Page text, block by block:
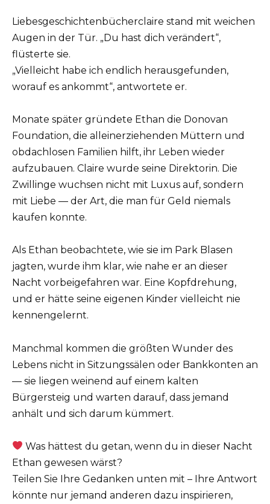
Liebesgeschichtenbücherclaire stand mit weichen
Augen in der Tür. „Du hast dich verändert“,
flüsterte sie.
„Vielleicht habe ich endlich herausgefunden,
worauf es ankommt“, antwortete er.
Monate später gründete Ethan die Donovan
Foundation, die alleinerziehenden Müttern und
obdachlosen Familien hilft, ihr Leben wieder
aufzubauen. Claire wurde seine Direktorin. Die
Zwillinge wuchsen nicht mit Luxus auf, sondern
mit Liebe — der Art, die man für Geld niemals
kaufen konnte.
Als Ethan beobachtete, wie sie im Park Blasen
jagten, wurde ihm klar, wie nahe er an dieser
Nacht vorbeigefahren war. Eine Kopfdrehung,
und er hätte seine eigenen Kinder vielleicht nie
kennengelernt.
Manchmal kommen die größten Wunder des
Lebens nicht in Sitzungssälen oder Bankkonten an
— sie liegen weinend auf einem kalten
Bürgersteig und warten darauf, dass jemand
anhält und sich darum kümmert.
Was hättest du getan, wenn du in dieser Nacht
Ethan gewesen wärst?
Teilen Sie Ihre Gedanken unten mit – Ihre Antwort
könnte nur jemand anderen dazu inspirieren,